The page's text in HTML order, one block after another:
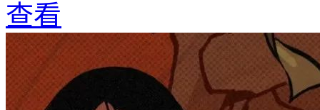
查看